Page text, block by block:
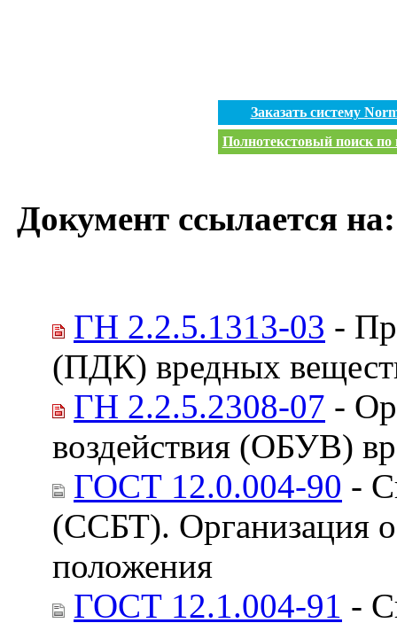
Заказать систему
Полнотекстовый поиск по
Документ ссылается на:
ГН 2.2.5.1313-03 -
(ПДК) вредных
ГН 2.2.5.2308-07 -
воздействия (ОБУВ)
ГОСТ 12.0.004-90 -
(ССБТ). Организация
положения
ГОСТ 12.1.004-91 -